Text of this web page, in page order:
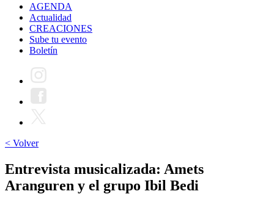
AGENDA
Actualidad
CREACIONES
Sube tu evento
Boletín
< Volver
Entrevista musicalizada: Amets
Aranguren y el grupo Ibil Bedi